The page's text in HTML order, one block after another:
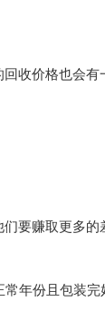
收价格也会有
要赚取更多的
年份且包装完